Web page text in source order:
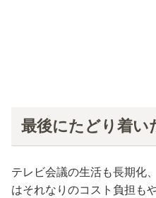
最後にたどり着い
テレビ会議の生活も長期化
はそれなりのコスト負担も